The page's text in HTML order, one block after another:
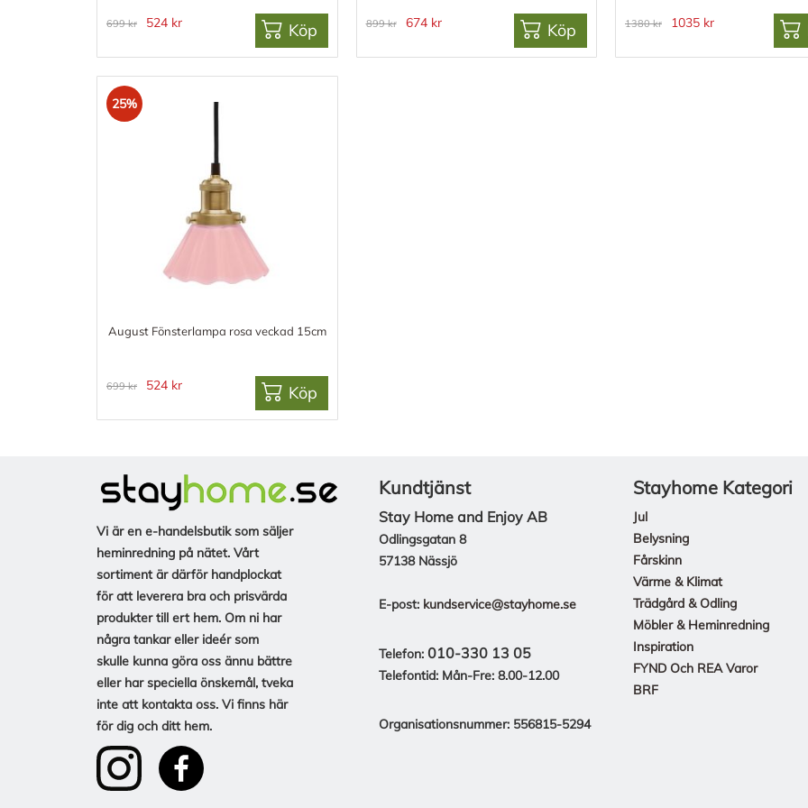
699 kr 524 kr Köp 899 kr 674 kr Köp 1380 kr 1035 kr
25%
August Fönsterlampa rosa veckad 15cm
699 kr 524 kr Köp
Vi är en e-handelsbutik som säljer
heminredning på nätet. Vårt
sortiment är därför handplockat
för att leverera bra och prisvärda
produkter till ert hem. Om ni har
några tankar eller ideér som
skulle kunna göra oss ännu bättre
eller har speciella önskemål, tveka
inte att kontakta oss. Vi finns här
för dig och ditt hem.
Kundtjänst
Stay Home and Enjoy AB
Odlingsgatan 8
57138 Nässjö
E-post: kundservice@stayhome.se
Telefon: 010-330 13 05
Telefontid: Mån-Fre: 8.00-12.00
Organisationsnummer: 556815-5294
Stayhome Kategori
Jul
Belysning
Fårskinn
Värme & Klimat
Trädgård & Odling
Möbler & Heminredning
Inspiration
FYND Och REA Varor
BRF